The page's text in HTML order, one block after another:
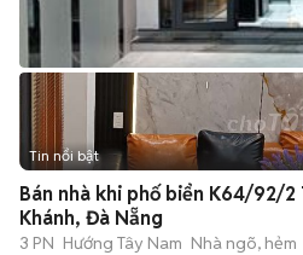
Tin nổi bật
Bán nhà khi phố biển K64/92/2
Khánh, Đà Nẵng
3 PN Hướng Tây Nam Nhà ngõ, hẻm